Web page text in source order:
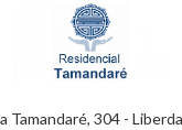
Tamandaré, 304 -